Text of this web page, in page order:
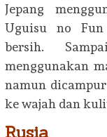
Jepang
Uguisu no
bersih.
menggunakan
namun
ke wajah dan
Rusia